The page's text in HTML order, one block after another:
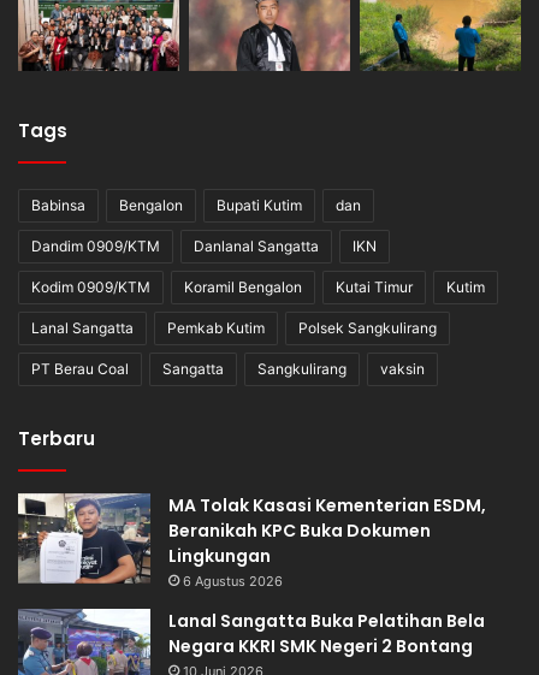
Tags
Babinsa Bengalon Bupati Kutim dan
Dandim 0909/KTM Danlanal Sangatta IKN
Kodim 0909/KTM Koramil Bengalon Kutai Timur Kutim
Lanal Sangatta Pemkab Kutim Polsek Sangkulirang
PT Berau Coal Sangatta Sangkulirang vaksin
Terbaru
MA Tolak Kasasi Kementerian ESDM,
Beranikah KPC Buka Dokumen
Lingkungan
6 Agustus 2026
Lanal Sangatta Buka Pelatihan Bela
Negara KKRI SMK Negeri 2 Bontang
10 Juni 2026